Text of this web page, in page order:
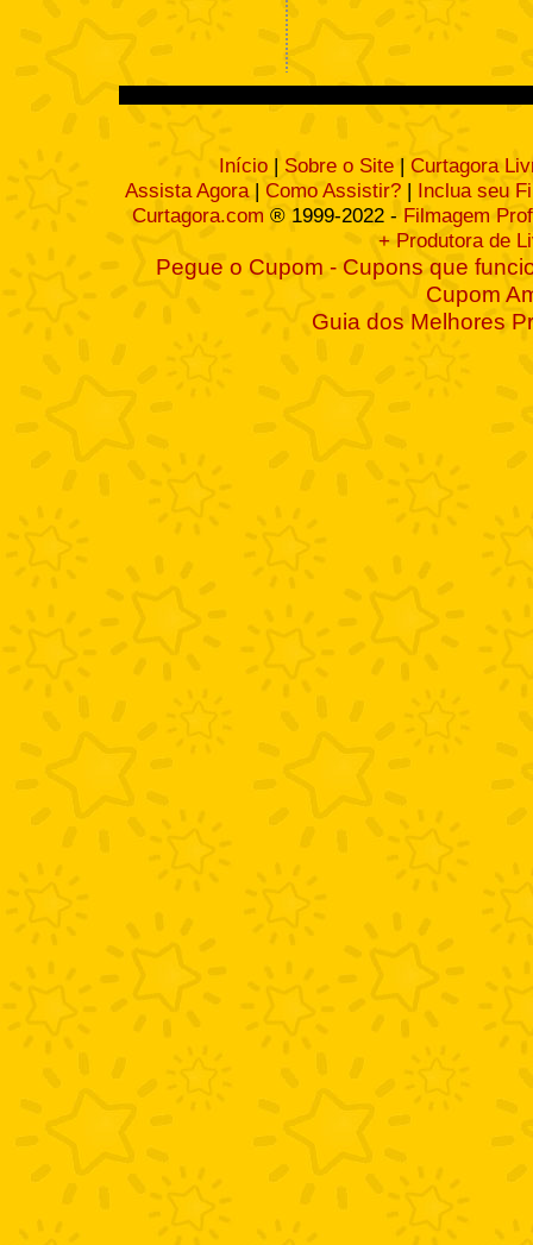
Início | Sobre o Site | Curtagora
Assista Agora| Como Assistir? | Inclua seu
Curtagora.com ® 1999-2022 - Filmagem
+ Produtora de
Pegue o Cupom - Cupons que
Cupom
Guia dos Melhores